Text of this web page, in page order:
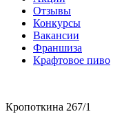
Отзывы
Конкурсы
Вакансии
Франшиза
Крафтовое пиво
Кропоткина 267/1